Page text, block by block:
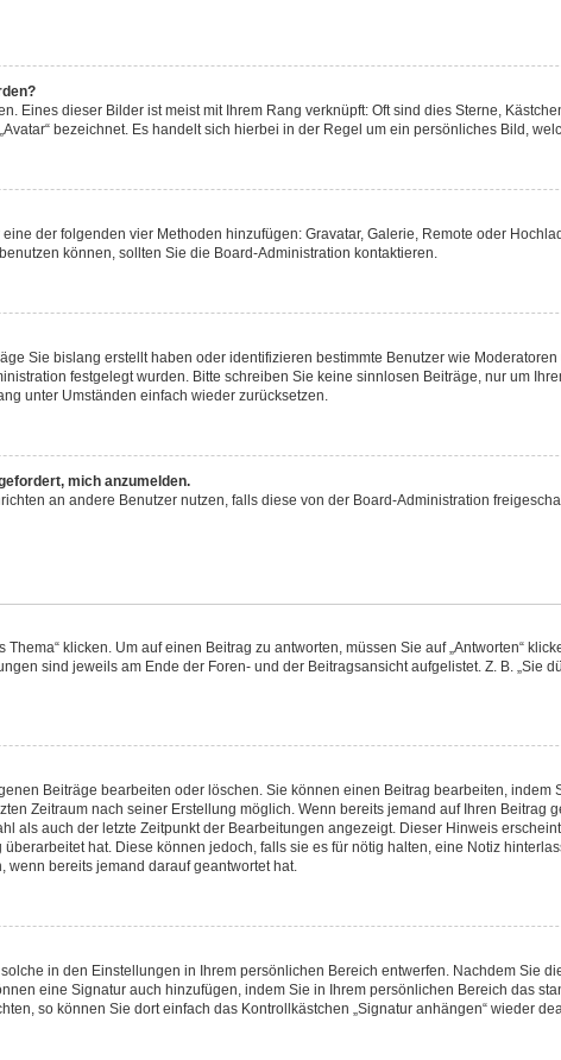
Eines dieser Bilder ist meist mit Ihrem Rang verknüpft: Oft sind dies Sterne,
bezeichnet. Es handelt sich hierbei in der Regel um ein persönliches Bild,
der folgenden vier Methoden hinzufügen: Gravatar, Galerie, Remote oder
können, sollten Sie die Board-Administration kontaktieren.
Sie bislang erstellt haben oder identifizieren bestimmte Benutzer wie
festgelegt wurden. Bitte schreiben Sie keine sinnlosen Beiträge, nur um
unter Umständen einfach wieder zurücksetzen.
mich anzumelden.
an andere Benutzer nutzen, falls diese von der Board-Administration
klicken. Um auf einen Beitrag zu antworten, müssen Sie auf „Antworten“
sind jeweils am Ende der Foren- und der Beitragsansicht aufgelistet. Z. B. „Sie
Beiträge bearbeiten oder löschen. Sie können einen Beitrag bearbeiten, indem
Zeitraum nach seiner Erstellung möglich. Wenn bereits jemand auf Ihren Beitrag
als auch der letzte Zeitpunkt der Bearbeitungen angezeigt. Dieser Hinweis
hat. Diese können jedoch, falls sie es für nötig halten, eine Notiz
wenn bereits jemand darauf geantwortet hat.
in den Einstellungen in Ihrem persönlichen Bereich entwerfen. Nachdem Sie
eine Signatur auch hinzufügen, indem Sie in Ihrem persönlichen Bereich das
so können Sie dort einfach das Kontrollkästchen „Signatur anhängen“ wieder